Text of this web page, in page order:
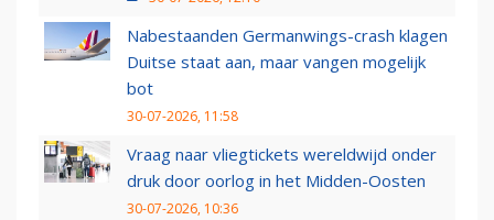
Nabestaanden Germanwings-crash klagen
Duitse staat aan, maar vangen mogelijk
bot
30-07-2026, 11:58
Vraag naar vliegtickets wereldwijd onder
druk door oorlog in het Midden-Oosten
30-07-2026, 10:36